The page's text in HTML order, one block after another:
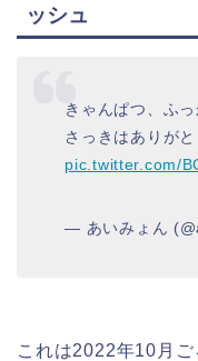
ッシュ
きゃんぱつ、ふ
さっきはありがと
pic.twitter.com/
— あいみょん
これは2022年10月ご